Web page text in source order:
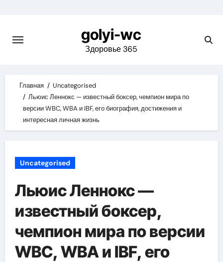
content
golyi-wc
Здоровье 365
Главная
Uncategorised
Льюис Леннокс — известный боксер, чемпион мира по
версии WBC, WBA и IBF, его биография, достижения и
интересная личная жизнь
Uncategorised
Льюис Леннокс —
известный боксер,
чемпион мира по версии
WBC, WBA и IBF, его